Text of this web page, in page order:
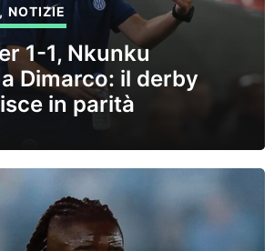
, NOTIZIE
1-1, Nkunku
Dimarco: il derby
in parità